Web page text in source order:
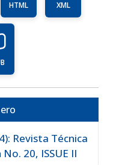
HTML XML
Revista Técnica
20, ISSUE II